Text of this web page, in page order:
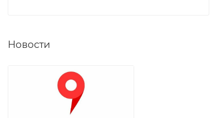
Новости